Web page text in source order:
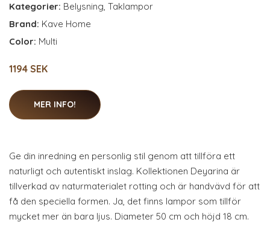
Kategorier: Belysning, Taklampor
Brand: Kave Home
Color: Multi
1194 SEK
MER INFO!
Ge din inredning en personlig stil genom att tillföra ett
naturligt och autentiskt inslag. Kollektionen Deyarina är
tillverkad av naturmaterialet rotting och är handvävd för att
få den speciella formen. Ja, det finns lampor som tillför
mycket mer än bara ljus. Diameter 50 cm och höjd 18 cm.